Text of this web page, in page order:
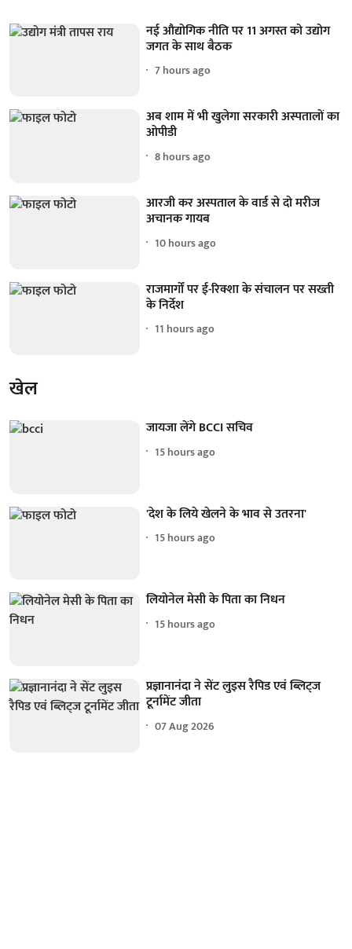
नई औद्योगिक नीति पर 11 अगस्त को उद्योग
जगत के साथ बैठक
7 hours ago
अब शाम में भी खुलेगा सरकारी अस्पतालों का
ओपीडी
8 hours ago
आरजी कर अस्पताल के वार्ड से दो मरीज
अचानक गायब
10 hours ago
राजमार्गों पर ई-रिक्शा के संचालन पर सख्ती
के निर्देश
11 hours ago
खेल
जायजा लेंगे BCCI सचिव
15 hours ago
'देश के लिये खेलने के भाव से उतरना'
15 hours ago
लियोनेल मेसी के पिता का निधन
15 hours ago
प्रज्ञानानंदा ने सेंट लुइस रैपिड एवं ब्लिट्ज
टूर्नामेंट जीता
07 Aug 2026